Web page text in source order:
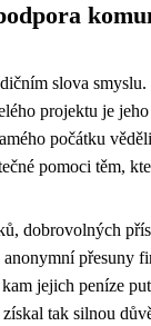
slova
projektu je
počátku
pomoci těm,
dobrovolných
přesuny
jejich peníze
tak silnou